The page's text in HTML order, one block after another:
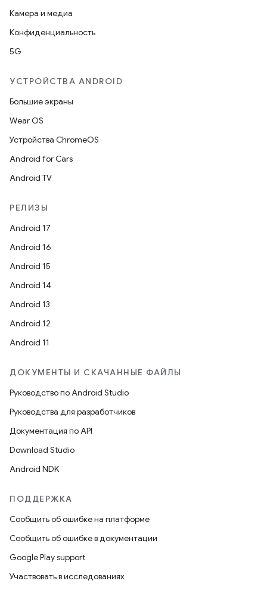
Камера и медиа
Конфиденциальность
5G
УСТРОЙСТВА ANDROID
Большие экраны
Wear OS
Устройства ChromeOS
Android for Cars
Android TV
РЕЛИЗЫ
Android 17
Android 16
Android 15
Android 14
Android 13
Android 12
Android 11
ДОКУМЕНТЫ И СКАЧАННЫЕ ФАЙЛЫ
Руководство по Android Studio
Руководства для разработчиков
Документация по API
Download Studio
Android NDK
ПОДДЕРЖКА
Сообщить об ошибке на платформе
Сообщить об ошибке в документации
Google Play support
Участвовать в исследованиях